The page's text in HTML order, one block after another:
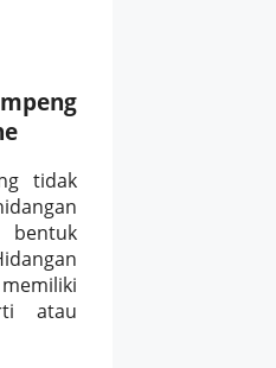
tidak
atau